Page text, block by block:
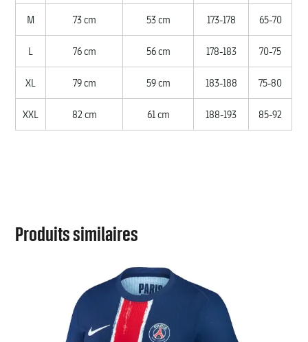
M 73 cm 53 cm 173-178 65-70
L 76 cm 56 cm 178-183 70-75
XL 79 cm 59 cm 183-188 75-80
XXL 82 cm 61 cm 188-193 85-92
Produits similaires